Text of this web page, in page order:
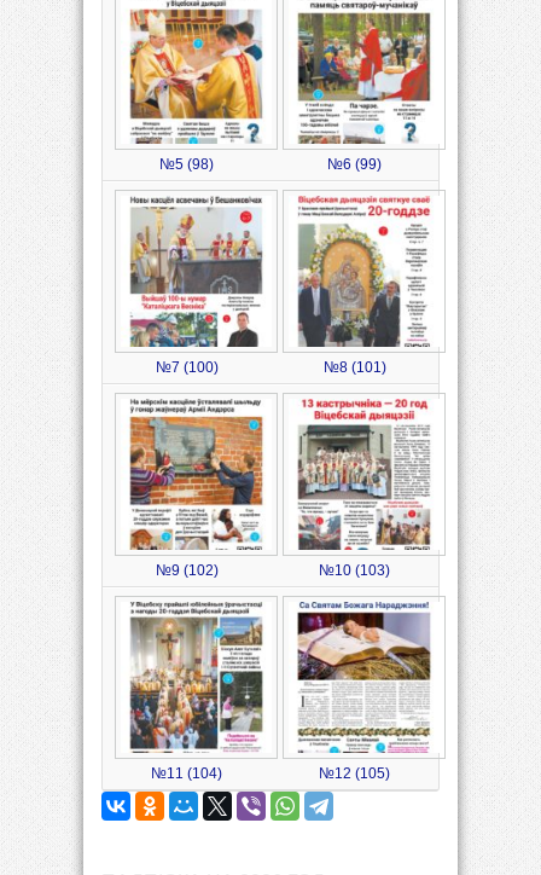
№5 (98) №6 (99)
№7 (100) №8 (101)
№9 (102) №10 (103)
№11 (104) №12 (105)